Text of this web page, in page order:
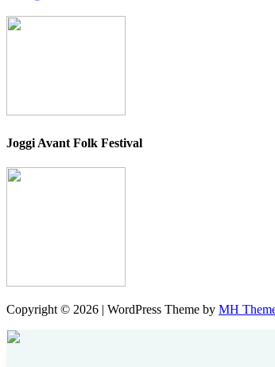
Joggi Avant Folk Festival
Copyright © 2026 | WordPress Theme by MH